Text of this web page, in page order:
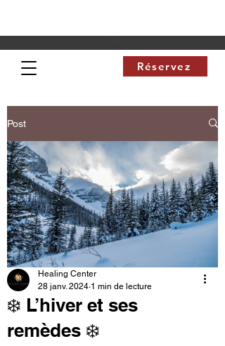
Réservez
Post
❄️ L’hiver et ses
remèdes ❄️
Healing Center
28 janv. 2024 1 min de lecture